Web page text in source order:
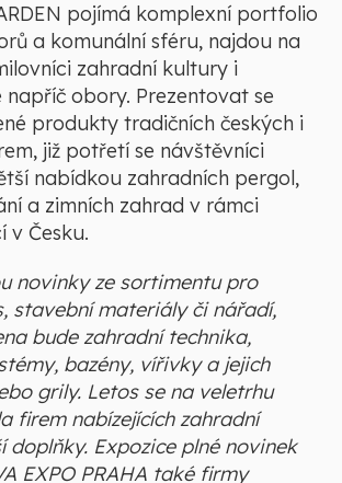
pojímá komplexní portfolio
a komunální sféru, najdou na
zahradní kultury i
obory. Prezentovat se
produkty tradičních českých i
již potřetí se návštěvníci
nabídkou zahradních pergol,
a zimních zahrad v rámci
v Česku.
novinky ze sortimentu pro
stavební materiály či nářadí,
bude zahradní technika,
bazény, vířivky a jejich
grily. Letos se na veletrhu
firem nabízejících zahradní
doplňky. Expozice plné novinek
EXPO PRAHA také firmy